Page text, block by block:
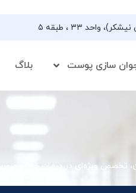
سازی پوست بلاگ
تخصص ویژه‌ای در درمان جوش